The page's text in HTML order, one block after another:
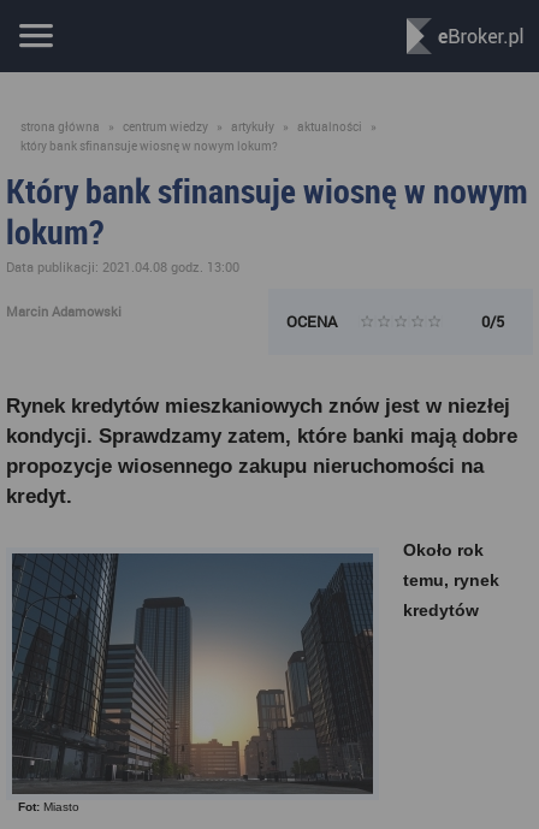
strona główna » centrum wiedzy » artykuły » aktualności
»
który bank sfinansuje wiosnę w nowym lokum?
Który bank sfinansuje wiosnę w nowym
lokum?
Data publikacji: 2021.04.08 godz. 13:00
Marcin Adamowski OCENA 0/5
Rynek kredytów mieszkaniowych znów jest w niezłej
kondycji. Sprawdzamy zatem, które banki mają dobre
propozycje wiosennego zakupu nieruchomości na
kredyt.
Fot: Miasto
Około rok
temu, rynek
kredytów